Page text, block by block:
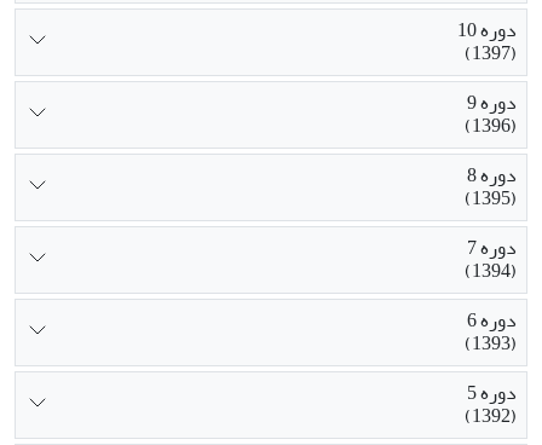
دوره 10
(1397)
دوره 9
(1396)
دوره 8
(1395)
دوره 7
(1394)
دوره 6
(1393)
دوره 5
(1392)